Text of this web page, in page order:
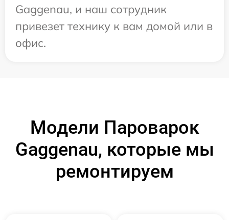
Gaggenau, и наш сотрудник
привезет технику к вам домой или в
офис.
Модели Пароварок
Gaggenau, которые мы
ремонтируем